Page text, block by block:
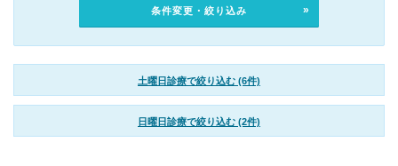
条件変更・絞り込み
土曜日診療で絞り込む (6件)
日曜日診療で絞り込む (2件)